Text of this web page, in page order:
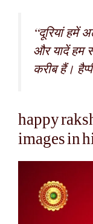
“दूरियां हमें
और यादें हम
करीब हैं।
happy
images in